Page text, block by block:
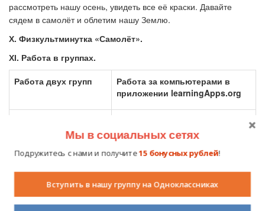
рассмотреть нашу осень, увидеть все её краски. Давайте
сядем в самолёт и облетим нашу Землю.
Х. Физкультминутка «Самолёт».
ХІ. Работа в группах.
Работа двух групп
Работа за компьютерами в
приложении learningApps.org
Листья в воздухе
кружатся,
ложатся.
Сбрасывает
листья сад —
Мы в социальных сетях
Подружитесь с нами и получите15 бонусных рублей!
Вступить в нашу группу на Одноклассниках